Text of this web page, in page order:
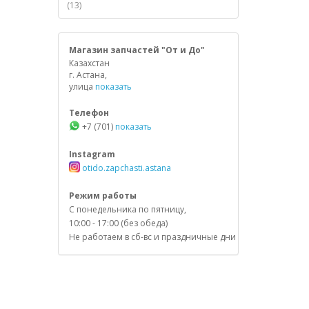
(13)
Магазин запчастей "От и До"
Казахстан
г. Астана,
улица показать
Телефон
+7 (701) показать
Instagram
otido.zapchasti.astana
Режим работы
С понедельника по пятницу,
10:00 - 17:00 (без обеда)
Не работаем в сб-вс и праздничные дни